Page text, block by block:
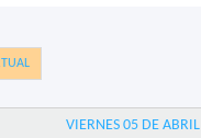
VIERNES 05 DE ABRIL